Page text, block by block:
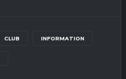
CLUB INFORMATION